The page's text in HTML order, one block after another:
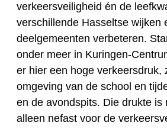
verkeersveiligheid én de
verschillende Hasseltse wijken
deelgemeenten verbeteren.
onder meer in Kuringen-
er hier een hoge verkeersdruk,
omgeving van de school en
en de avondspits. Die drukte is
alleen nefast voor de